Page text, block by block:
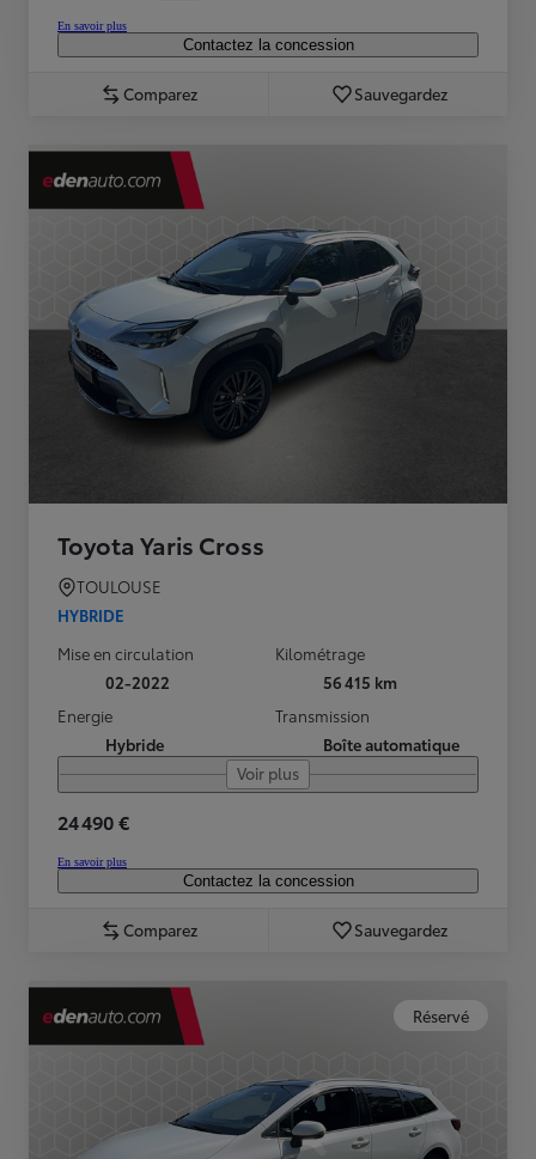
En savoir plus
Contactez la concession
Comparez Sauvegardez
Toyota Yaris Cross
TOULOUSE
HYBRIDE
Mise en circulation
02-2022
Kilométrage
56 415 km
Energie
Hybride
Transmission
Boîte automatique
Voir plus
24 490 €
En savoir plus
Contactez la concession
Comparez Sauvegardez
Réservé